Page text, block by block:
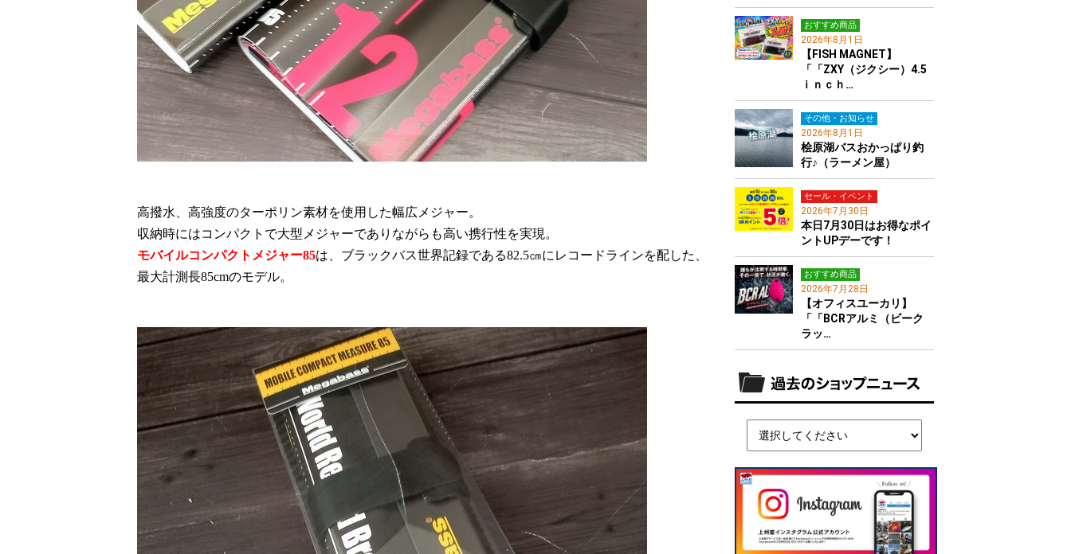
高撥水、高強度のターポリン素材を使用した幅広メジャー。
収納時にはコンパクトで大型メジャーでありながらも高い携行性を実現。
モバイルコンパクトメジャー85は、ブラックバス世界記録である82.5㎝にレコードラインを配した、
最大計測長85cmのモデル。
おすすめ商品
2026年8月1日
【FISH MAGNET】
「「ZXY（ジクシー）4.5
ｉｎｃｈ…
その他・お知らせ
2026年8月1日
桧原湖バスおかっぱり釣
行♪（ラーメン屋）
セール・イベント
2026年7月30日
本日7月30日はお得なポイ
ントUPデーです！
おすすめ商品
2026年7月28日
【オフィスユーカリ】
「「BCRアルミ（ビーク
ラッ…